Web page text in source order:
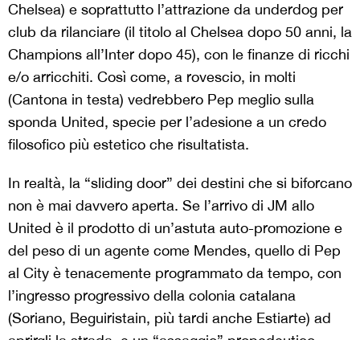
Chelsea) e soprattutto l’attrazione da underdog per
club da rilanciare (il titolo al Chelsea dopo 50 anni, la
Champions all’Inter dopo 45), con le finanze di ricchi
e/o arricchiti. Così come, a rovescio, in molti
(Cantona in testa) vedrebbero Pep meglio sulla
sponda United, specie per l’adesione a un credo
filosofico più estetico che risultatista.
In realtà, la “sliding door” dei destini che si biforcano
non è mai davvero aperta. Se l’arrivo di JM allo
United è il prodotto di un’astuta auto-promozione e
del peso di un agente come Mendes, quello di Pep
al City è tenacemente programmato da tempo, con
l’ingresso progressivo della colonia catalana
(Soriano, Beguiristain, più tardi anche Estiarte) ad